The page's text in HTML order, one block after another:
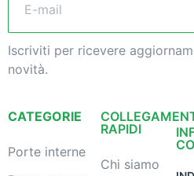
Iscriviti per ricevere
novità.
CATEGORIE
Porte interne
RAPIDI
Chi siamo